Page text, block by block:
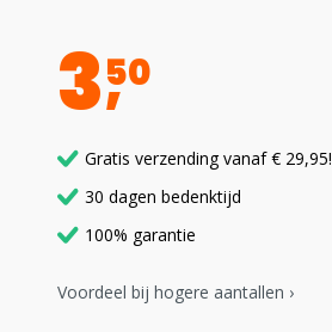
350
Gratis verzending vanaf € 29,95!
30 dagen bedenktijd
100% garantie
Voordeel bij hogere aantallen ›